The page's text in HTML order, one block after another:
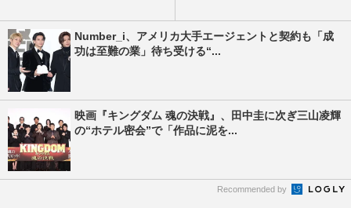
Number_i、アメリカ大手エージェントと契約も「成
功は至難の業」待ち受ける“...
映画『キングダム 魂の決戦』、田中圭に次ぎ三山凌輝
の“ホテル密会”で「作品に泥を...
Recommended by